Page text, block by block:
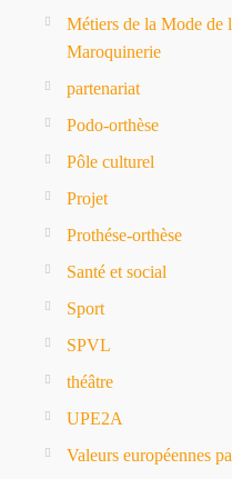
Métiers de la Mode de
Maroquinerie
partenariat
Podo-orthèse
Pôle culturel
Projet
Prothése-orthèse
Santé et social
Sport
SPVL
théâtre
UPE2A
Valeurs européennes